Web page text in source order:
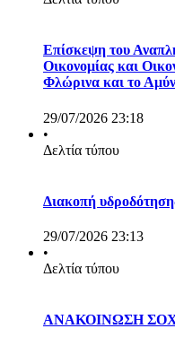
Επίσκεψη του
Οικονομίας και
Φλώρινα και το
29/07/2026 23:18
•
Δελτία τύπου
Διακοπή
29/07/2026 23:13
•
Δελτία τύπου
ΑΝΑΚΟΙΝΩΣΗ ΣΟΧ